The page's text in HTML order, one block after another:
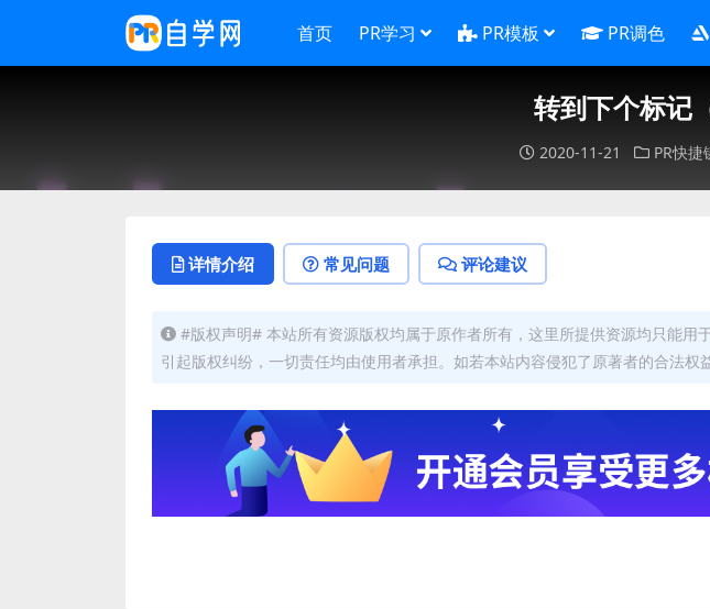
首页 PR学习 PR模板 PR调色
转到下个标记
2020-11-21 PR快捷
详情介绍 常见问题 评论建议
#版权声明# 本站所有资源版权均属于原作者所有，这里所提供资源均只能用
引起版权纠纷，一切责任均由使用者承担。如若本站内容侵犯了原著者的合法权